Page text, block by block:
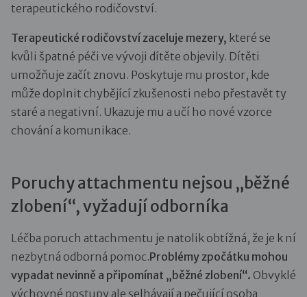
terapeutického rodičovství.
Terapeutické rodičovství zaceluje mezery, které se
kvůli špatné péči ve vývoji dítěte objevily. Dítěti
umožňuje začít znovu. Poskytuje mu prostor, kde
může doplnit chybějící zkušenosti nebo přestavět ty
staré a negativní. Ukazuje mu a učí ho nové vzorce
chování a komunikace.
Poruchy attachmentu nejsou „běžné
zlobení“, vyžadují odborníka
Léčba poruch attachmentu je natolik obtížná, že je k ní
nezbytná odborná pomoc.Problémy zpočátku mohou
vypadat nevinně a připomínat „běžné zlobení“. Obvyklé
výchovné postupy ale selhávají a pečující osoba